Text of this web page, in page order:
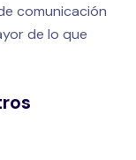
comunicación
de lo que